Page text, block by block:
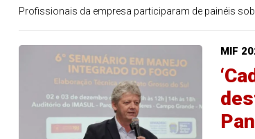
Profissionais da empresa participaram de painéis
MIF